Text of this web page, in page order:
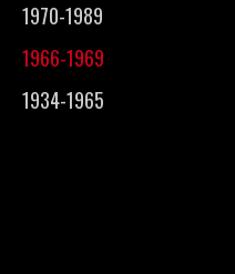
1970-1989
1966-1969
1934-1965